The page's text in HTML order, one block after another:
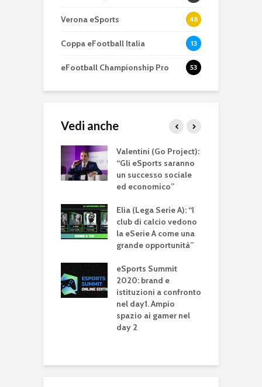
Verona eSports 48
Coppa eFootball Italia 13
eFootball Championship Pro 53
Vedi anche
Valentini (Go Project):
“Gli eSports saranno
un successo sociale
ed economico”
Elia (Lega Serie A): “I
club di calcio vedono
la eSerie A come una
grande opportunità”
eSports Summit
2020: brand e
istituzioni a confronto
nel day1. Ampio
spazio ai gamer nel
day 2